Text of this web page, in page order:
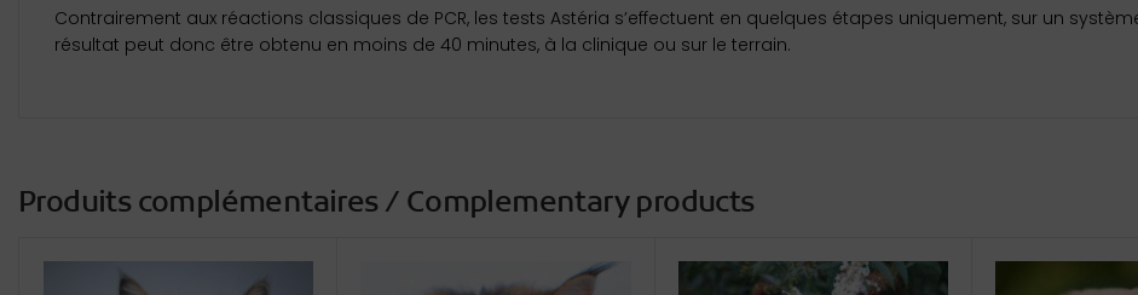
Contrairement aux réactions classiques de PCR, les tests Astéria s’effectuent en quelques étapes uniquement, sur un
résultat peut donc être obtenu en moins de 40 minutes, à la clinique ou sur le terrain.
Produits complémentaires / Complementary products